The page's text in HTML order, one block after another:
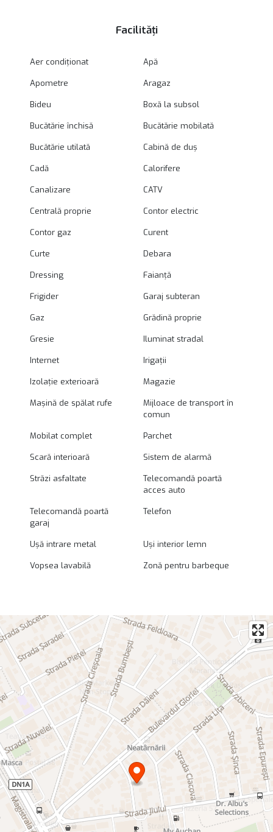
Facilități
Aer condiționat Apă
Apometre Aragaz
Bideu Boxă la subsol
Bucătărie închisă Bucătărie mobilată
Bucătărie utilată Cabină de duș
Cadă Calorifere
Canalizare CATV
Centrală proprie Contor electric
Contor gaz Curent
Curte Debara
Dressing Faianță
Frigider Garaj subteran
Gaz Grădină proprie
Gresie Iluminat stradal
Internet Irigații
Izolație exterioară Magazie
Mașină de spălat rufe
Mijloace de transport în
comun
Mobilat complet Parchet
Scară interioară Sistem de alarmă
Străzi asfaltate
Telecomandă poartă
acces auto
Telecomandă poartă
garaj
Telefon
Ușă intrare metal Uși interior lemn
Vopsea lavabilă Zonă pentru barbeque